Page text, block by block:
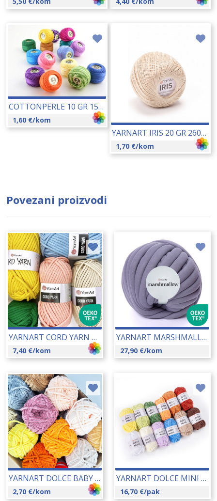
COTTONPERLE 10 GR 15401
1,60 €/kom
YARNART IRIS 20 GR 26003
1,70 €/kom
Povezani proizvodi
YARNART CORD YARN 250 GR 24088
7,40 €/kom
YARNART MARSHMALLOW 750 GR 26005-904
27,90 €/kom
YARNART DOLCE BABY 50 GR 24120
2,70 €/kom
YARNART DOLCE MINI 12 KOM/PAK (12X30 GR) 26002A
16,70 €/pak